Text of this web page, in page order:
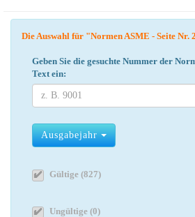
Die Auswahl für "Normen ASME - Seite
Geben Sie die gesuchte Nummer der
Text ein:
Ausgabejahr
Gültige (827)
Ungültige (0)